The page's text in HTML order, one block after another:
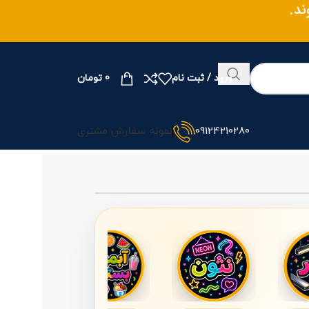
ورود / ثبت نام 0 تومان
09124210280 نمونه سفارش مشتری